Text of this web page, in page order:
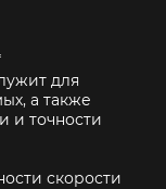
для
а также
и точности
скорости